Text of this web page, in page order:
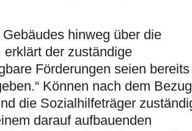
hinweg über die
der zuständige
Förderungen seien bereits
Können nach dem Bezug
die Sozialhilfeträger
darauf aufbauenden